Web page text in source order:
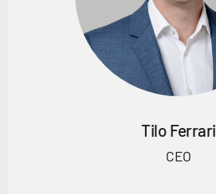
Tilo Ferrari
CEO